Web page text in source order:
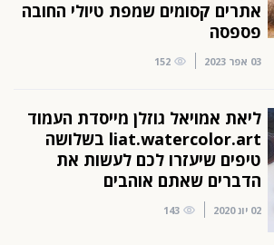
אתרים קסומים שמפת טיולי החובה
פספסה
03 אפר 2023 152
ליאת אמויאל גוזלן מייסדת העמוד
liat.watercolor.art בשלושה
טיפים שיעזרו לכם לעשות את
הדברים שאתם אוהבים
02 יונ 2020 143